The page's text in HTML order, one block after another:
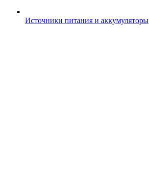
Источники питания и аккумуляторы